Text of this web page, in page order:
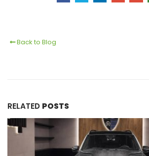
Back to Blog
RELATED POSTS